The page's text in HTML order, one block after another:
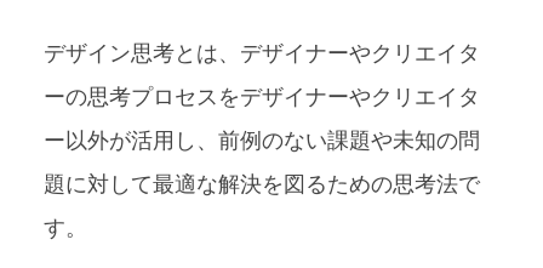
デザイン思考とは、デザイナーやクリエイタ
ーの思考プロセスをデザイナーやクリエイタ
ー以外が活用し、前例のない課題や未知の問
題に対して最適な解決を図るための思考法で
す。